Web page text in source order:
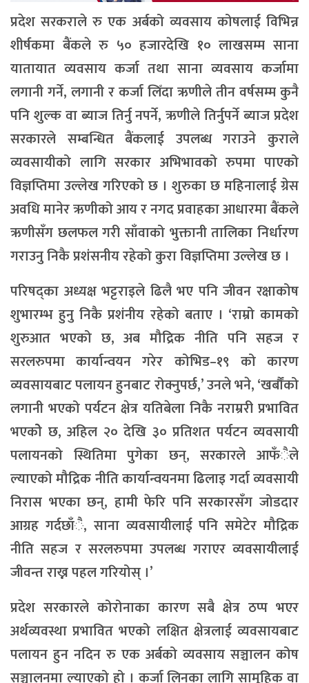
प्रदेश सरकराले रु एक अर्बको व्यवसाय कोषलाई विभिन्न
शीर्षकमा बैंकले रु ५० हजारदेखि १० लाखसम्म साना
यातायात व्यवसाय कर्जा तथा साना व्यवसाय कर्जामा
लगानी गर्ने, लगानी र कर्जा लिँदा ऋणीले तीन वर्षसम्म कुनै
पनि शुल्क वा ब्याज तिर्नु नपर्ने, ऋणीले तिर्नुपर्ने ब्याज प्रदेश
सरकारले सम्बन्धित बैंकलाई उपलब्ध गराउने कुराले
व्यवसायीको लागि सरकार अभिभावको रुपमा पाएको
विज्ञप्तिमा उल्लेख गरिएको छ । शुरुका छ महिनालाई ग्रेस
अवधि मानेर ऋणीको आय र नगद प्रवाहका आधारमा बैंकले
ऋणीसँग छलफल गरी साँवाको भुक्तानी तालिका निर्धारण
गराउनु निकै प्रशंसनीय रहेको कुरा विज्ञप्तिमा उल्लेख छ ।
परिषद्का अध्यक्ष भट्टराइले ढिलै भए पनि जीवन रक्षाकोष
शुभारम्भ हुनु निकै प्रशंनीय रहेको बताए । ‘राम्रो कामको
शुरुआत भएको छ, अब मौद्रिक नीति पनि सहज र
सरलरुपमा कार्यान्वयन गरेर कोभिड–१९ को कारण
व्यवसायबाट पलायन हुनबाट रोक्नुपर्छ,’ उनले भने, ‘खर्बौंको
लगानी भएको पर्यटन क्षेत्र यतिबेला निकै नराम्ररी प्रभावित
भएकोे छ, अहिल २० देखि ३० प्रतिशत पर्यटन व्यवसायी
पलायनको स्थितिमा पुगेका छन्, सरकारले आफँैले
ल्याएको मौद्रिक नीति कार्यान्वयनमा ढिलाइ गर्दा व्यवसायी
निरास भएका छन्, हामी फेरि पनि सरकारसँग जोडदार
आग्रह गर्दछाँै, साना व्यवसायीलाई पनि समेटेर मौद्रिक
नीति सहज र सरलरुपमा उपलब्ध गराएर व्यवसायीलाई
जीवन्त राख्न पहल गरियोस् ।’
प्रदेश सरकारले कोरोनाका कारण सबै क्षेत्र ठप्प भएर
अर्थव्यवस्था प्रभावित भएको लक्षित क्षेत्रलाई व्यवसायबाट
पलायन हुन नदिन रु एक अर्बको व्यवसाय सञ्चालन कोष
सञ्चालनमा ल्याएको हो । कर्जा लिनका लागि सामूहिक वा